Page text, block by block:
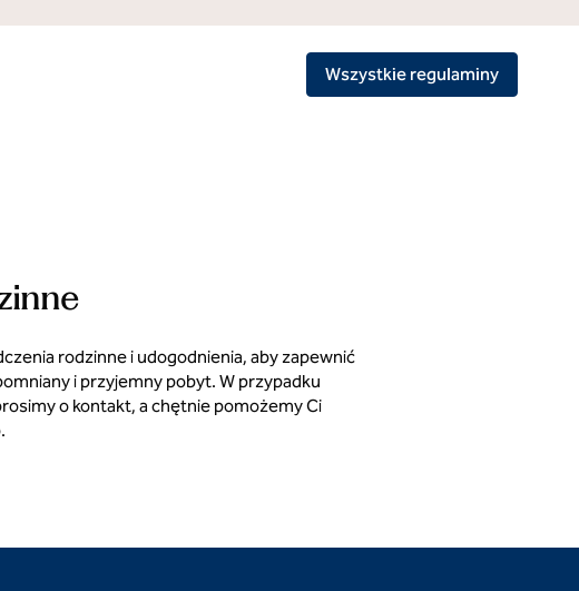
Wszystkie regulaminy
rodzinne i udogodnienia, aby zapewnić
i przyjemny pobyt. W przypadku
o kontakt, a chętnie pomożemy Ci